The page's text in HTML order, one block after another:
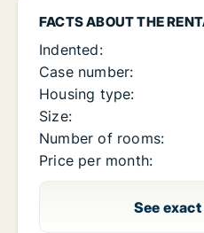
FACTS ABOUT THE
Indented:
Case number:
Housing type:
Size:
Number of rooms:
Price per month:
See